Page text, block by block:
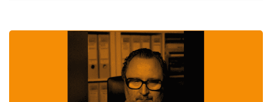
A
I
N
Z